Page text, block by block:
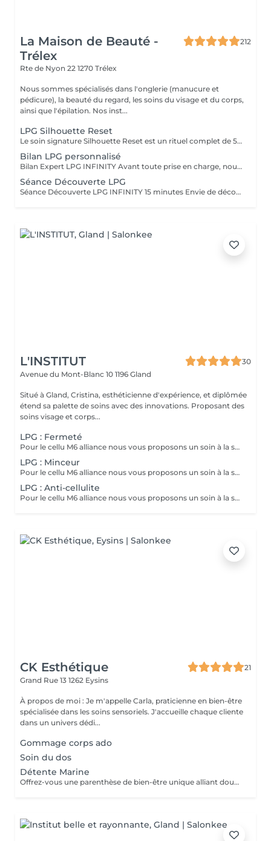
La Maison de Beauté -
Trélex
212
Rte de Nyon 22 1270 Trélex
Nous sommes spécialisés dans l'onglerie (manucure et
pédicure), la beauté du regard, les soins du visage et du corps,
ainsi que l'épilation. Nos inst...
LPG Silhouette Reset
Le soin signature Silhouette Reset est un rituel complet de 55 minutes conçu pour agir sur l'ensemble du corps et favoriser un véritable rééquilibrage global Grâce à la technologie LPG endermologie® et à un modelage manuel spécifique, ce soin aide à : stimuler la circulation et le drainage favoriser l'élimination des toxines relancer les échanges cellulaires agir sur les zones de graisses localisées et résistantes améliorer le confort digestif et la sensation de légèreté Le soin se compose de : 45 min de stimulation cellulaire LPG 10 min de modelage manuel avec crème lipo-réductrice Un protocole adapté aussi bien aux femmes qu'aux hommes, avec des manuvres personnalisées selon les besoins et le type de tissu ***Idéal en cure pour optimiser les résultats.
Bilan LPG personnalisé
Bilan Expert LPG INFINITY Avant toute prise en charge, nous réalisons un diagnostic complet et personnalisé. Ce bilan comprend : Analyse morphologique Évaluation de la qualité de peau Identification des zones ciblées Définition de vos objectifs (minceur, raffermissement, drainage ou anti-âge) À l'issue de cette analyse, nous élaborons un programme sur mesure, adapté à votre corps et à votre rythme. La technologie LPG INFINITY, nouvelle génération, stimule naturellement les cellules afin de relancer la production de collagène, raffermir les tissus et affiner la silhouette. Un protocole précis. Des résultats visibles. Une approche experte.
Séance Découverte LPG
Séance Découverte LPG INFINITY 15 minutes Envie de découvrir la technologie LPG INFINITY ? Cette séance découverte de 15 minutes vous permet de tester la stimulation cellulaire mécanique sur une zone ciblée (corps ou visage). Vous ressentirez immédiatement : Une sensation de stimulation profonde Une activation de la circulation Un effet peau plus tonique Idéal pour comprendre le fonctionnement de la technologie et ressentir les premiers bénéfices avant de débuter un programme personnalisé. Une première approche, simple et efficace.
L'INSTITUT
30
Avenue du Mont-Blanc 10 1196 Gland
Situé à Gland, Cristina, esthéticienne d'expérience, et diplômée
étend sa palette de soins avec des innovations. Proposant des
soins visage et corps...
LPG : Fermeté
Pour le cellu M6 alliance nous vous proposons un soin à la séance ou sous forme de cure de 10, 15 ou 20 séances. Le tarif est dégressif allant de 130 CHF la séance à 95 CHF les 20 séances. Pour toutes cures un bilan est effectué à la première séance pour établir un plan d'action. Les cures sont payable en plusieurs fois sans frais.
LPG : Minceur
Pour le cellu M6 alliance nous vous proposons un soin à la séance ou sous forme de cure de 10, 15 ou 20 séances. Le tarif est dégressif allant de 130 CHF la séance à 95 CHF les 20 séances. Pour toutes cures un bilan est effectué à la première séance pour établir un plan d'action. Les cures sont payable en plusieurs fois sans frais.
LPG : Anti-cellulite
Pour le cellu M6 alliance nous vous proposons un soin à la séance ou sous forme de cure de 10, 15 ou 20 séances. Le tarif est dégressif allant de 130 CHF la séance à 95 CHF les 20 séances. Pour toutes cures un bilan est effectué à la première séance pour établir un plan d'action. Les cures sont payable en plusieurs fois sans frais.
CK Esthétique
21
Grand Rue 13 1262 Eysins
À propos de moi : Je m'appelle Carla, praticienne en bien-être
spécialisée dans les soins sensoriels. J'accueille chaque cliente
dans un univers dédi...
Gommage corps ado
Soin du dos
Détente Marine
Offrez-vous une parenthèse de bien-être unique alliant douceur, chaleur et efficacité. Ce soin exclusif débute par un massage relaxant de 20 minutes, ciblé sur le dos, des épaules et des jambes. Enveloppée ensuite dans une confiture d'algues Phytomer, riche en actifs marins, votre corps profite d'un moment de ré minéralisation intense. La texture fondante de la gelée marine procure une sensation de fraîcheur et de légèreté, tandis que les algues agissent en profondeur pour tonifier, hydrater et lisser la peau. Le soin se termine par un retrait au gant chaud, pour une peau douce et revitalisée. Le soins est d'une durée de 45 min à 60 min